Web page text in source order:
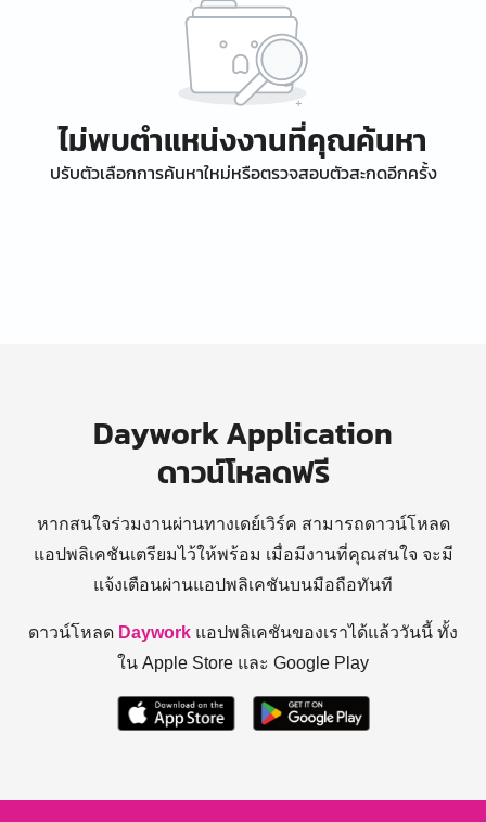
ไม่พบตำแหน่งงานที่คุณค้นหา
ปรับตัวเลือกการค้นหาใหม่หรือตรวจสอบตัวสะกดอีกครั้ง
Daywork Application
ดาวน์โหลดฟรี
หากสนใจร่วมงานผ่านทางเดย์เวิร์ค สามารถดาวน์โหลด
แอปพลิเคชันเตรียมไว้ให้พร้อม เมื่อมีงานที่คุณสนใจ จะมี
แจ้งเตือนผ่านแอปพลิเคชันบนมือถือทันที
ดาวน์โหลด Daywork แอปพลิเคชันของเราได้แล้ววันนี้ ทั้ง
ใน Apple Store และ Google Play